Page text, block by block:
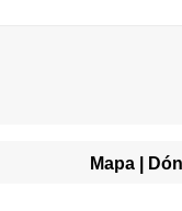
Mapa |